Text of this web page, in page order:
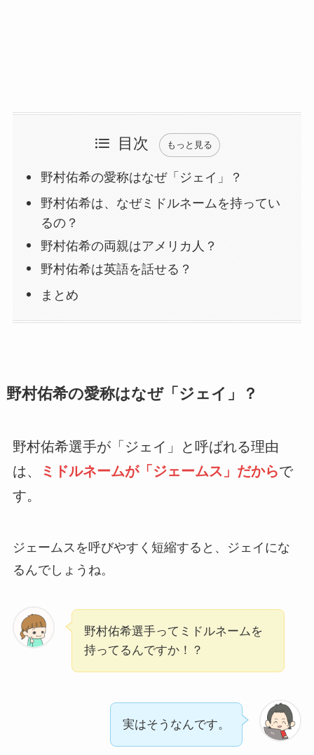
目次 もっと見る
野村佑希の愛称はなぜ「ジェイ」？
野村佑希は、なぜミドルネームを持ってい
るの？
野村佑希の両親はアメリカ人？
野村佑希は英語を話せる？
まとめ
野村佑希の愛称はなぜ「ジェイ」？
野村佑希選手が「ジェイ」と呼ばれる理由
は、
ミドルネームが「ジェームス」だからで
す。
ジェームスを呼びやすく短縮すると、ジェイにな
るんでしょうね。
野村佑希選手ってミドルネームを
持ってるんですか！？
実はそうなんです。